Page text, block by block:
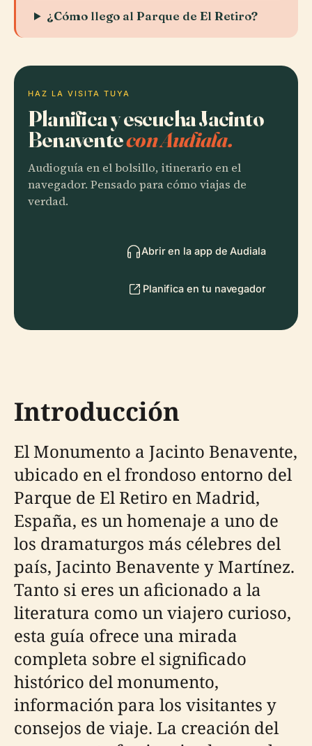
¿Cómo llego al Parque de El Retiro?
HAZ LA VISITA TUYA
Planifica y escucha Jacinto
Benaventecon Audiala.
Audioguía en el bolsillo, itinerario en el
navegador. Pensado para cómo viajas de
verdad.
Abrir en la app de Audiala
Planifica en tu navegador
Introducción
El Monumento a Jacinto Benavente,
ubicado en el frondoso entorno del
Parque de El Retiro en Madrid,
España, es un homenaje a uno de
los dramaturgos más célebres del
país, Jacinto Benavente y Martínez.
Tanto si eres un aficionado a la
literatura como un viajero curioso,
esta guía ofrece una mirada
completa sobre el significado
histórico del monumento,
información para los visitantes y
consejos de viaje. La creación del